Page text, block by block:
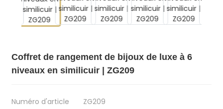
Coffret de rangement de bijoux de luxe à 6
niveaux en similicuir | ZG209
Numéro d'article
ZG209